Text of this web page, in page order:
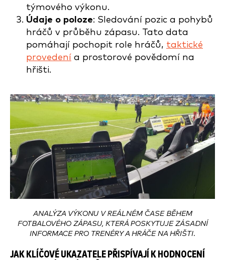
týmového výkonu.
Údaje o poloze: Sledování pozic a pohybů
hráčů v průběhu zápasu. Tato data
pomáhají pochopit role hráčů, taktické
provedení a prostorové povědomí na
hřišti.
ANALÝZA VÝKONU V REÁLNÉM ČASE BĚHEM
FOTBALOVÉHO ZÁPASU, KTERÁ POSKYTUJE ZÁSADNÍ
INFORMACE PRO TRENÉRY A HRÁČE NA HŘIŠTI.
JAK KLÍČOVÉ UKAZATELE PŘISPÍVAJÍ K HODNOCENÍ